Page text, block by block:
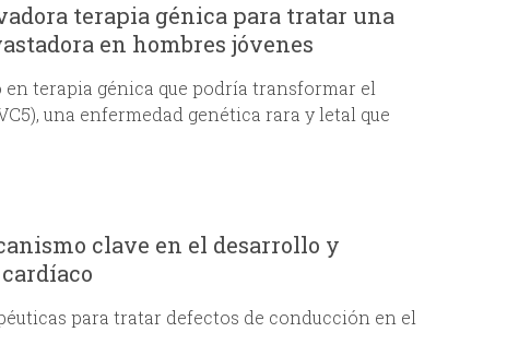
terapia génica para tratar una
en hombres jóvenes
terapia génica que podría transformar el
una enfermedad genética rara y letal que
clave en el desarrollo y
para tratar defectos de conducción en el